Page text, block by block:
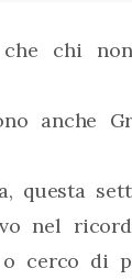
che chi
anche
questa
nel
o cerco di